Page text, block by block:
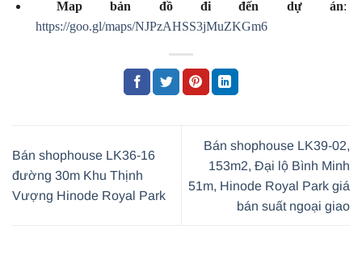
Map bản đồ đi đến dự án:
https://goo.gl/maps/NJPzAHSS3jMuZKGm6
Bán shophouse LK36-16
đường 30m Khu Thịnh
Vượng Hinode Royal Park
Bán shophouse LK39-02,
153m2, Đại lộ Bình Minh
51m, Hinode Royal Park giá
bán suất ngoại giao